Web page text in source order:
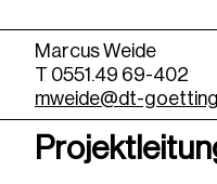
Marcus Weide
T 0551.49 69-402
mweide@dt-